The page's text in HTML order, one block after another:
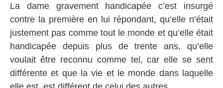
La dame gravement handicapée c’est insurgé
contre la première en lui répondant, qu’elle n’était
justement pas comme tout le monde et qu’elle était
handicapée depuis plus de trente ans, qu’elle
voulait être reconnu comme tel, car elle se sent
différente et que la vie et le monde dans laquelle